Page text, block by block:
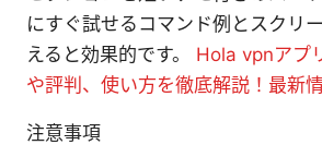
にすぐ試せるコマンド例とスクリ
えると効果的です。 Hola vpnアプ
や評判、使い方を徹底解説！最新
注意事項